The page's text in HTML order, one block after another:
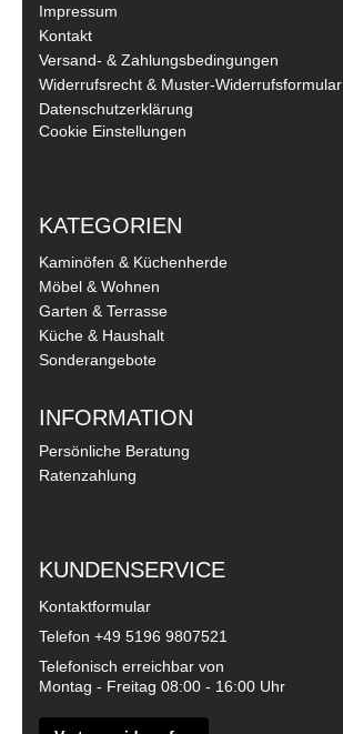
Impressum
Kontakt
Versand- & Zahlungsbedingungen
Widerrufsrecht & Muster-Widerrufsformular
Datenschutzerklärung
Cookie Einstellungen
KATEGORIEN
Kaminöfen & Küchenherde
Möbel & Wohnen
Garten & Terrasse
Küche & Haushalt
Sonderangebote
INFORMATION
Persönliche Beratung
Ratenzahlung
KUNDENSERVICE
Kontaktformular
Telefon +49 5196 9807521
Telefonisch erreichbar von
Montag - Freitag 08:00 - 16:00 Uhr